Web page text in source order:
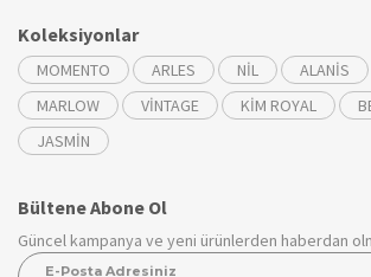
Koleksiyonlar
MOMENTO ARLES NİL ALANİS
MARLOW
VİNTAGE KİM ROYAL
JASMİN
Bültene Abone Ol
Güncel kampanya ve yeni ürünlerden haberdan